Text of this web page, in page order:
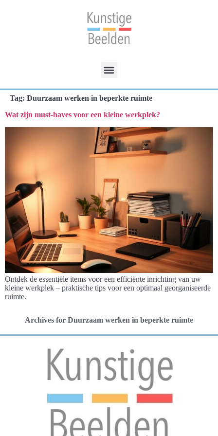
Tag: Duurzaam werken in beperkte ruimte
Wat zijn must-haves voor een kleine werkplek?
Ontdek de essentiële items voor een efficiënte inrichting van uw
kleine werkplek – praktische tips voor een optimaal georganiseerde
ruimte.
Archives for Duurzaam werken in beperkte ruimte